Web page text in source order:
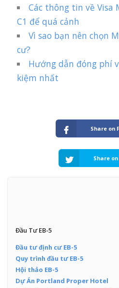
Các thông tin về Visa
C1 để quá cảnh
Vì sao bạn nên chọn
cư?
Hướng dẫn đóng phí
kiệm nhất
Share on
Share
Đầu Tư EB-5
Đầu tư định cư EB-5
Quy trình đầu tư EB-5
Hội thảo EB-5
Dự Án Portland Proper Hotel